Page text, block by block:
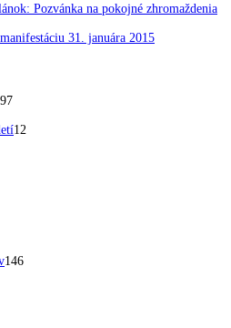
Pozvánka na pokojné zhromaždenia
31. januára 2015
12
146